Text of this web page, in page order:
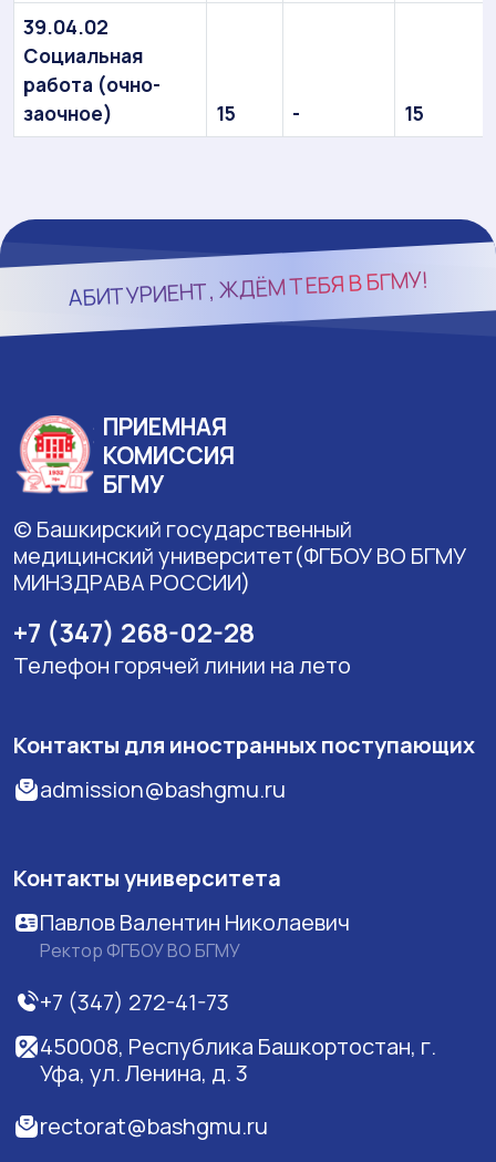
39.04.02
Социальная
работа (очно-
заочное)
15 - 15
АБИТУРИЕНТ, ЖДЁМ ТЕБЯ ВБГМУ!
ПРИЕМНАЯ
КОМИССИЯ
БГМУ
© Башкирский государственный
медицинский университет(ФГБОУ ВО БГМУ
МИНЗДРАВА РОССИИ)
+7 (347) 268-02-28
Телефон горячей линии на лето
Контакты для иностранных поступающих
admission@bashgmu.ru
Контакты университета
Павлов Валентин Николаевич
Ректор ФГБОУ ВО БГМУ
+7 (347) 272-41-73
450008, Республика Башкортостан, г.
Уфа, ул. Ленина, д. 3
rectorat@bashgmu.ru